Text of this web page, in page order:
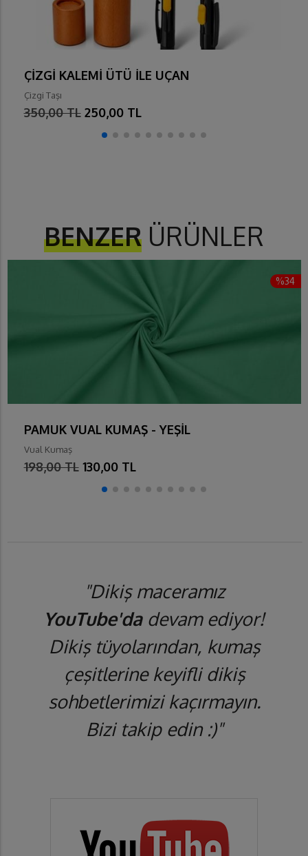
ÇİZGİ KALEMİ ÜTÜ İLE UÇAN
Çizgi Taşı
350,00 TL 250,00 TL
BENZER ÜRÜNLER
%34
PAMUK VUAL KUMAŞ - YEŞİL
Vual Kumaş
198,00 TL 130,00 TL
"Dikiş maceramız
YouTube'dadevam ediyor!
Dikiş tüyolarından, kumaş
çeşitlerine keyifli dikiş
sohbetlerimizi kaçırmayın.
Bizi takip edin :)"